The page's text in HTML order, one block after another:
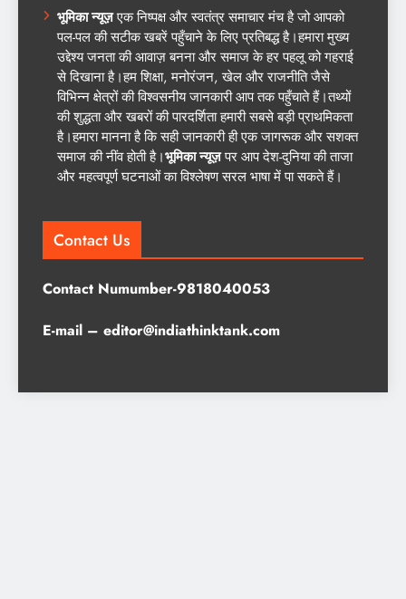
भूमिका न्यूज़एक निष्पक्ष और स्वतंत्र समाचार मंच है जो आपको
पल-पल की सटीक खबरें पहुँचाने के लिए प्रतिबद्ध है।हमारा मुख्य
उद्देश्य जनता की आवाज़ बनना और समाज के हर पहलू को गहराई
से दिखाना है।हम शिक्षा, मनोरंजन, खेल और राजनीति जैसे
विभिन्न क्षेत्रों की विश्वसनीय जानकारी आप तक पहुँचाते हैं।तथ्यों
की शुद्धता और खबरों की पारदर्शिता हमारी सबसे बड़ी प्राथमिकता
है।हमारा मानना है कि सही जानकारी ही एक जागरूक और सशक्त
समाज की नींव होती है।भूमिका न्यूज़पर आप देश-दुनिया की ताजा
और महत्वपूर्ण घटनाओं का विश्लेषण सरल भाषा में पा सकते हैं।
Contact Us
Contact Numumber-9818040053
E-mail – editor@indiathinktank.com